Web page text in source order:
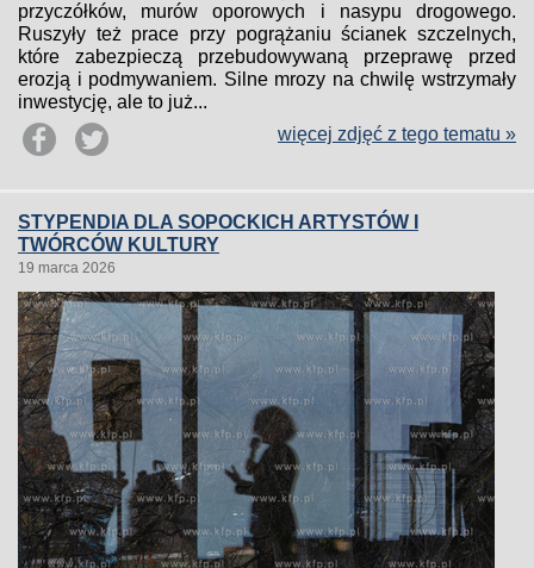
przyczółków, murów oporowych i nasypu drogowego.
Ruszyły też prace przy pogrążaniu ścianek szczelnych,
które zabezpieczą przebudowywaną przeprawę przed
erozją i podmywaniem. Silne mrozy na chwilę wstrzymały
inwestycję, ale to już...
więcej zdjęć z tego tematu »
STYPENDIA DLA SOPOCKICH ARTYSTÓW I
TWÓRCÓW KULTURY
19 marca 2026